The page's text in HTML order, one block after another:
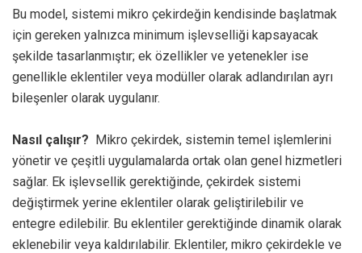
Bu model, sistemi mikro çekirdeğin kendisinde başlatmak
için gereken yalnızca minimum işlevselliği kapsayacak
şekilde tasarlanmıştır; ek özellikler ve yetenekler ise
genellikle eklentiler veya modüller olarak adlandırılan ayrı
bileşenler olarak uygulanır.
Nasıl çalışır? Mikro çekirdek, sistemin temel işlemlerini
yönetir ve çeşitli uygulamalarda ortak olan genel hizmetleri
sağlar. Ek işlevsellik gerektiğinde, çekirdek sistemi
değiştirmek yerine eklentiler olarak geliştirilebilir ve
entegre edilebilir. Bu eklentiler gerektiğinde dinamik olarak
eklenebilir veya kaldırılabilir. Eklentiler, mikro çekirdekle ve